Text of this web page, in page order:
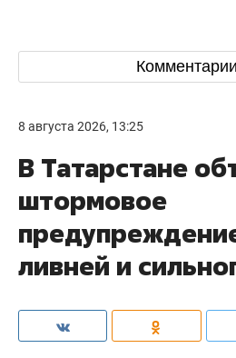
Комментарии
8 августа 2026, 13:25
В Татарстане
штормовое
ливней и